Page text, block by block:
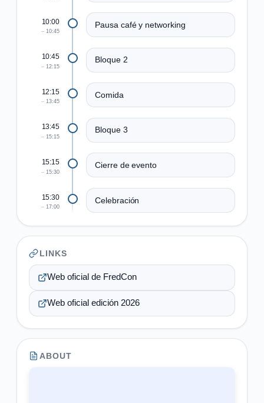
10:00
10:45
Pausa café y networking
10:45
12:15
Bloque 2
12:15
13:45
Comida
13:45
15:15
Bloque 3
15:15
15:30
Cierre de evento
15:30
17:00
Celebración
LINKS
Web oficial de FredCon
Web oficial edición 2026
ABOUT